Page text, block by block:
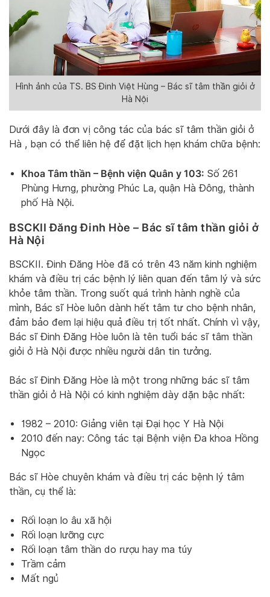
Hình ảnh của TS. BS Đinh Việt Hùng – Bác sĩ tâm thần giỏi ở
Hà Nội
Dưới đây là đơn vị công tác của bác sĩ tâm thần giỏi ở
Hà , bạn có thể liên hệ để đặt lịch hẹn khám chữa bệnh:
Khoa Tâm thần – Bệnh viện Quân y 103: Số 261
Phùng Hưng, phường Phúc La, quận Hà Đông, thành
phố Hà Nội.
BSCKII Đăng Đinh Hòe – Bác sĩ tâm thần giỏi ở
Hà Nội
BSCKII. Đinh Đăng Hòe đã có trên 43 năm kinh nghiệm
khám và điều trị các bệnh lý liên quan đến tâm lý và sức
khỏe tâm thần. Trong suốt quá trình hành nghề của
mình, Bác sĩ Hòe luôn dành hết tâm tư cho bệnh nhân,
đảm bảo đem lại hiệu quả điều trị tốt nhất. Chính vì vậy,
Bác sĩ Đinh Đăng Hòe luôn là tên tuổi bác sĩ tâm thần
giỏi ở Hà Nội được nhiều người dân tin tưởng.
Bác sĩ Đinh Đăng Hòe là một trong những bác sĩ tâm
thần giỏi ở Hà Nội có kinh nghiệm dày dặn bậc nhất:
1982 – 2010: Giảng viên tại Đại học Y Hà Nội
2010 đến nay: Công tác tại Bệnh viện Đa khoa Hồng
Ngọc
Bác sĩ Hòe chuyên khám và điều trị các bệnh lý tâm
thần, cụ thể là:
Rối loạn lo âu xã hội
Rối loạn lưỡng cực
Rối loạn tâm thần do rượu hay ma túy
Trầm cảm
Mất ngủ